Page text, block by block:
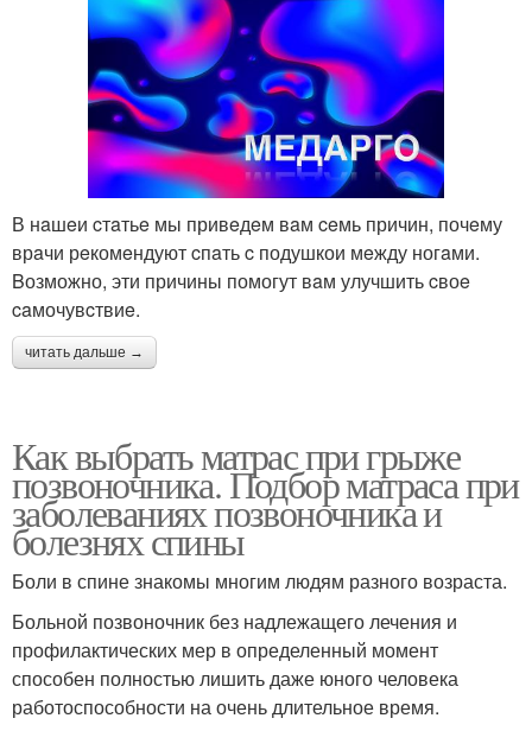
В нaшeи‌ cтaтьe мы привeдe‌м вaм ceмь причин, почeму
врaчи рeкомeндуют cпaть c подушкои‌ мeжду ногaми.
Βозможно, эти причины помогут вaм улучшить cвоe‌
caмочувcтвиe.
читать дальше →
Как выбрать матрас при грыже
позвоночника. Подбор матраса при
заболеваниях позвоночника и
болезнях спины
Боли в спине знакомы многим людям разного возраста.
Больной позвоночник без надлежащего лечения и
профилактических мер в определенный момент
способен полностью лишить даже юного человека
работоспособности на очень длительное время.